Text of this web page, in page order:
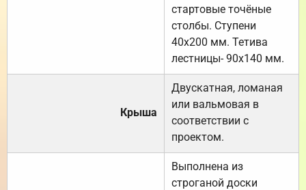
стартовые точёные
столбы. Ступени
40х200 мм. Тетива
лестницы- 90х140 мм.
Крыша
Двускатная, ломаная
или вальмовая в
соответствии с
проектом.
Выполнена из
строганой доски